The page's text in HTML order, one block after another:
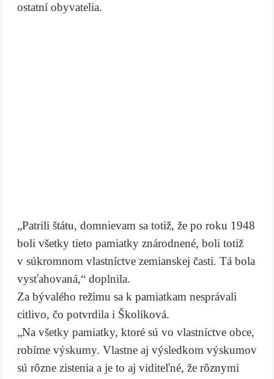
ostatní obyvatelia.
„Patrili štátu, domnievam sa totiž, že po roku 1948
boli všetky tieto pamiatky znárodnené, boli totiž
v súkromnom vlastníctve zemianskej časti. Tá bola
vysťahovaná,“ doplnila.
Za bývalého režimu sa k pamiatkam nesprávali
citlivo, čo potvrdila i Školíková.
„Na všetky pamiatky, ktoré sú vo vlastníctve obce,
robíme výskumy. Vlastne aj výsledkom výskumov
sú rôzne zistenia a je to aj viditeľné, že rôznymi